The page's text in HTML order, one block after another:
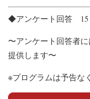
◆アンケート回答 15
〜アンケート回答者
提供します〜
※プログラムは予告な